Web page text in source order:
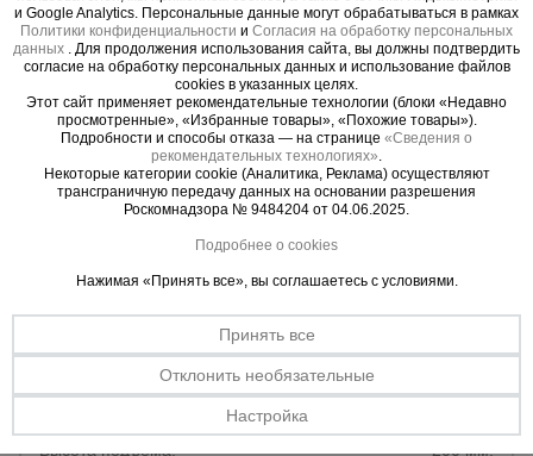
Уточнить цену
0 отзывов
Электрическая тележка TISEL ETE15N 36AH
Грузоподъемность:
1500кг.
Высота подъема:
200 мм.
склада
Тачки
строительные
и садовые
и
Штукатурные
комплекты
и Google Analytics. Персональные данные могут обрабатываться в рамках
Политики конфиденциальности и Согласия на обработку персональных
данных
. Для продолжения использования сайта, вы должны подтвердить
согласие на обработку персональных данных и использование файлов
cookies в указанных целях.
Этот сайт применяет рекомендательные технологии (блоки «Недавно
просмотренные», «Избранные товары», «Похожие товары»).
Подробности и способы отказа — на странице «Сведения о
рекомендательных технологиях»
Некоторые категории cookie (Аналитика, Реклама) осуществляют
трансграничную передачу данных на основании разрешения
Роскомнадзора № 9484204 от 04.06.2025.
Подробнее о cookies
Нажимая «Принять все», вы соглашаетесь с условиями.
Принять все
Отклонить необязательные
Настройка